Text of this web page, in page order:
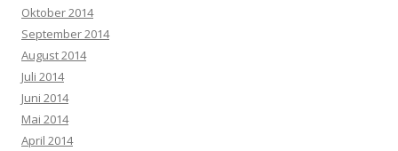
Oktober 2014
September 2014
August 2014
Juli 2014
Juni 2014
Mai 2014
April 2014